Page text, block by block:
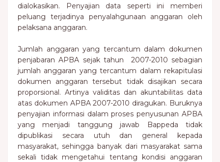
dialokasikan. Penyajian data seperti ini memberi
peluang terjadinya penyalahgunaan anggaran oleh
pelaksana anggaran.
Jumlah anggaran yang tercantum dalam dokumen
penjabaran APBA sejak tahun 2007-2010 sebagian
jumlah anggaran yang tercantum dalam rekapitulasi
dokumen anggaran tersebut tidak disajikan secara
proporsional. Artinya validitas dan akuntabilitas data
atas dokumen APBA 2007-2010 diragukan. Buruknya
penyajian informasi dalam proses penyusunan APBA
yang menjadi tanggung jawab Bappeda tidak
dipublikasi secara utuh dan general kepada
masyarakat, sehingga banyak dari masyarakat sama
sekali tidak mengetahui tentang kondisi anggaran